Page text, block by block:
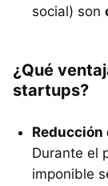
social) son
¿Qué
startups?
Reducción
Durante el
imponible